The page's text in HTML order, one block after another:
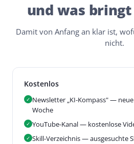
und was bringt
Damit von Anfang an klar ist,
nicht.
Kostenlos
✓ Newsletter „KI-Kompass" —
Woche
✓ YouTube-Kanal — kostenlose
✓ Skill-Verzeichnis — ausgesuchte